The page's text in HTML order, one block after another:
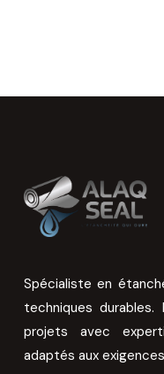
Spécialiste en
techniques durables.
projets avec
adaptés aux